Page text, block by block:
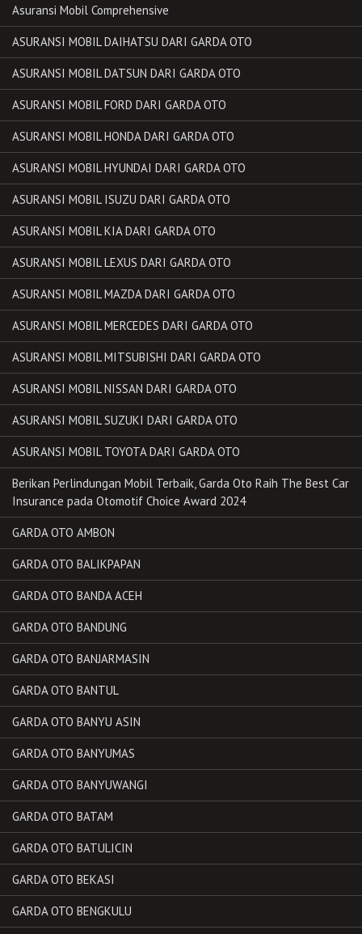
Asuransi Mobil Comprehensive
ASURANSI MOBIL DAIHATSU DARI GARDA OTO
ASURANSI MOBIL DATSUN DARI GARDA OTO
ASURANSI MOBIL FORD DARI GARDA OTO
ASURANSI MOBIL HONDA DARI GARDA OTO
ASURANSI MOBIL HYUNDAI DARI GARDA OTO
ASURANSI MOBIL ISUZU DARI GARDA OTO
ASURANSI MOBIL KIA DARI GARDA OTO
ASURANSI MOBIL LEXUS DARI GARDA OTO
ASURANSI MOBIL MAZDA DARI GARDA OTO
ASURANSI MOBIL MERCEDES DARI GARDA OTO
ASURANSI MOBIL MITSUBISHI DARI GARDA OTO
ASURANSI MOBIL NISSAN DARI GARDA OTO
ASURANSI MOBIL SUZUKI DARI GARDA OTO
ASURANSI MOBIL TOYOTA DARI GARDA OTO
Berikan Perlindungan Mobil Terbaik, Garda Oto Raih The Best Car
Insurance pada Otomotif Choice Award 2024
GARDA OTO AMBON
GARDA OTO BALIKPAPAN
GARDA OTO BANDA ACEH
GARDA OTO BANDUNG
GARDA OTO BANJARMASIN
GARDA OTO BANTUL
GARDA OTO BANYU ASIN
GARDA OTO BANYUMAS
GARDA OTO BANYUWANGI
GARDA OTO BATAM
GARDA OTO BATULICIN
GARDA OTO BEKASI
GARDA OTO BENGKULU